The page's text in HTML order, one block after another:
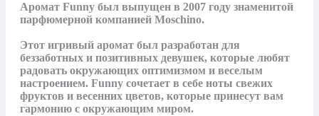
Аромат Funny был выпущен в 2007 году знаменитой
парфюмерной компанией Moschino.
Этот игривый аромат был разработан для
беззаботных и позитивных девушек, которые любят
радовать окружающих оптимизмом и веселым
настроением. Funny сочетает в себе ноты свежих
фруктов и весенних цветов, которые принесут вам
гармонию с окружающим миром.